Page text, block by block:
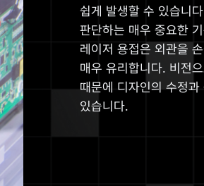
쉽게 발생할 수 있습니
판단하는 매우 중요한
레이저 용접은 외관을
매우 유리합니다. 비전
때문에 디자인의 수정
있습니다.